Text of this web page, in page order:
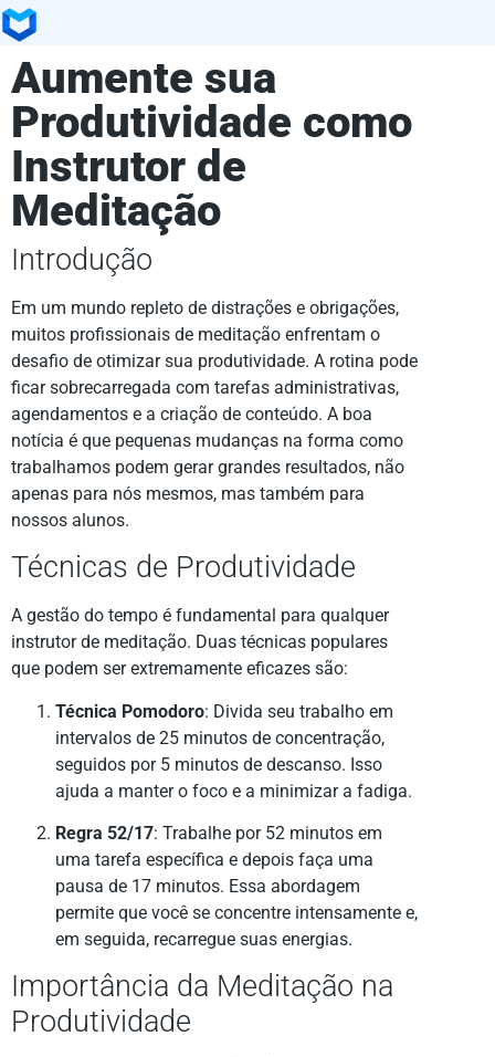
Aumente sua
Produtividade como
Instrutor de
Meditação
Introdução
Em um mundo repleto de distrações e obrigações,
muitos profissionais de meditação enfrentam o
desafio de otimizar sua produtividade. A rotina pode
ficar sobrecarregada com tarefas administrativas,
agendamentos e a criação de conteúdo. A boa
notícia é que pequenas mudanças na forma como
trabalhamos podem gerar grandes resultados, não
apenas para nós mesmos, mas também para
nossos alunos.
Técnicas de Produtividade
A gestão do tempo é fundamental para qualquer
instrutor de meditação. Duas técnicas populares
que podem ser extremamente eficazes são:
Técnica Pomodoro: Divida seu trabalho em
intervalos de 25 minutos de concentração,
seguidos por 5 minutos de descanso. Isso
ajuda a manter o foco e a minimizar a fadiga.
Regra 52/17: Trabalhe por 52 minutos em
uma tarefa específica e depois faça uma
pausa de 17 minutos. Essa abordagem
permite que você se concentre intensamente e,
em seguida, recarregue suas energias.
Importância da Meditação na
Produtividade